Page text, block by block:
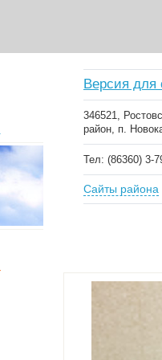
Версия для
346521,
район, п.
Тел: (86360) 3-
Сайты района